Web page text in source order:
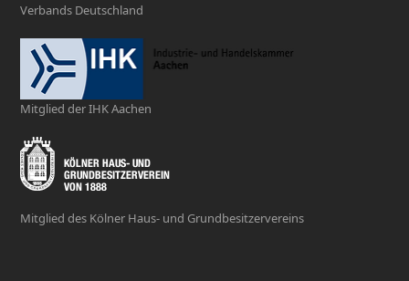
Verbands Deutschland
Mitglied der IHK Aachen
Mitglied des Kölner Haus- und Grundbesitzervereins